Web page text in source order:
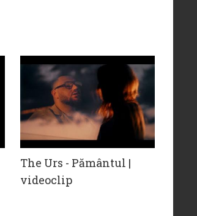
The Urs - Pământul |
videoclip